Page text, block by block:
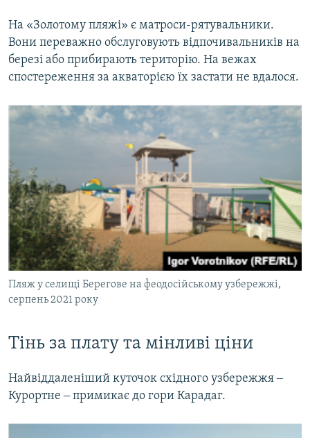
На «Золотому пляжі» є матроси-рятувальники.
Вони переважно обслуговують відпочивальників на
березі або прибирають територію. На вежах
спостереження за акваторією їх застати не вдалося.
Пляж у селищі Берегове на феодосійському узбережжі,
серпень 2021 року
Тінь за плату та мінливі ціни
Найвіддаленіший куточок східного узбережжя ‒
Курортне ‒ примикає до гори Карадаг.